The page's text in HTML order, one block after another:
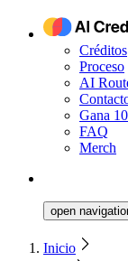
Créditos
Proceso
AI
Gana
FAQ
Merch
open
Inicio